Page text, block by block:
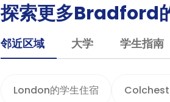
探索更多Bradford
邻近区域 大学 学生指南
London的学生住宿